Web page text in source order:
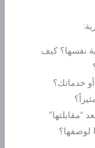
نفسها؟ كيف
خدماتك؟
لوصفها؟